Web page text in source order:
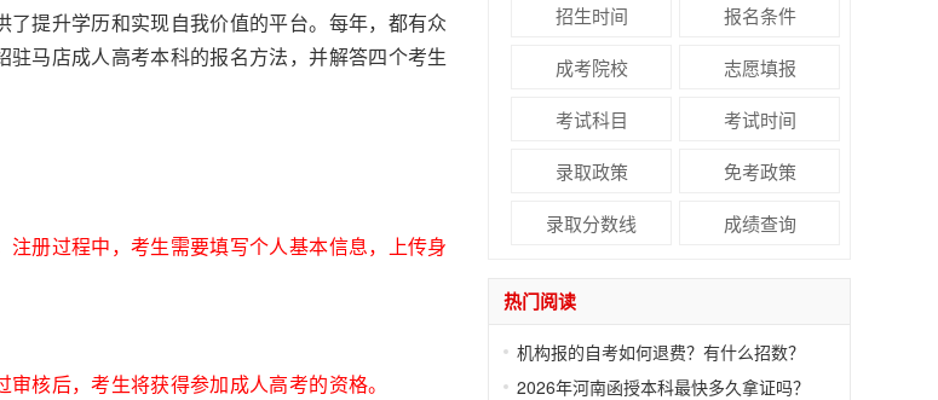
提升学历和实现自我价值的平台。每年，都有众
马店成人高考本科的报名方法，并解答四个考生
册过程中，考生需要填写个人基本信息，上传身
核后，考生将获得参加成人高考的资格。
招生时间 报名条件
成考院校 志愿填报
考试科目 考试时间
录取政策 免考政策
录取分数线 成绩查询
热门阅读
机构报的自考如何退费？有什么招数？
2026年河南函授本科最快多久拿证吗？